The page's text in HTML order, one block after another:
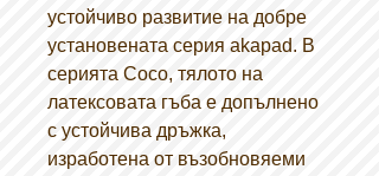
устойчиво развитие на добре
установената серия akapad. В
серията Coco, тялото на
латексовата гъба е допълнено
с устойчива дръжка,
изработена от възобновяеми